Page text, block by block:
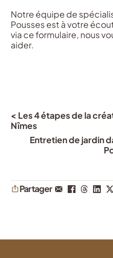
Notre équipe de
Pousses est à votre
via ce formulaire, nous
aider.
< Les 4 étapes de la
Nîmes
Entretien de jardin
Partager